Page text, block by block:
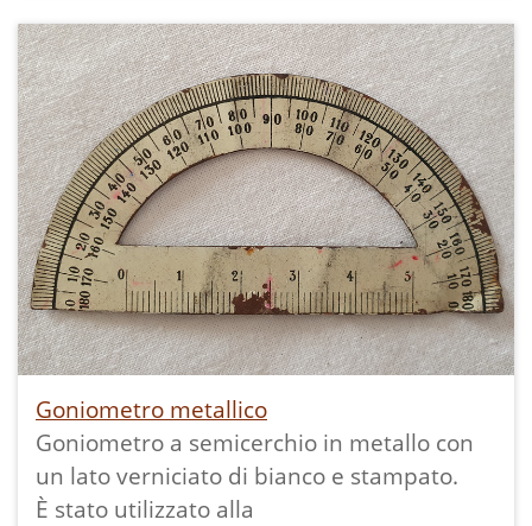
Goniometro metallico
Goniometro a semicerchio in metallo con
un lato verniciato di bianco e stampato.
È stato utilizzato alla